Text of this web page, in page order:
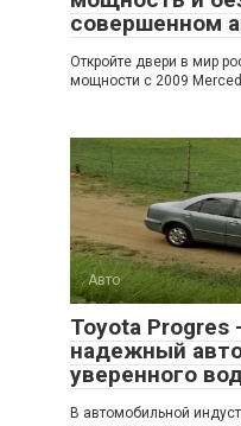
совершенном
Откройте двери в мир
мощности с 2009
Авто
Toyota Progres
надежный
уверенного
В автомобильной